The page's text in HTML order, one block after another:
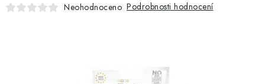
Neohodnoceno Podrobnosti hodnocení